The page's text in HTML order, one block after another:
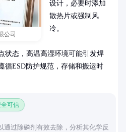
公司
设计，必要时添加
散热片或强制风
冷。
状态，高温高湿环境可能引发焊
循ESD防护规范，存储和搬运时
全可信
通过除磷剂有效去除，分析其化学反